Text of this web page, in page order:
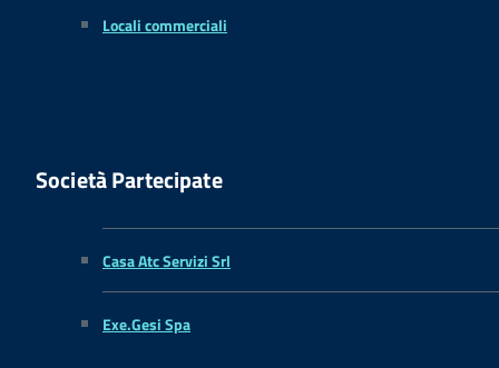
Locali commerciali
Società Partecipate
Casa Atc Servizi Srl
Exe.Gesi Spa